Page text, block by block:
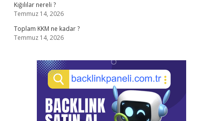
Kığılılar nereli ?
Temmuz 14, 2026
Toplam KKM ne kadar ?
Temmuz 14, 2026